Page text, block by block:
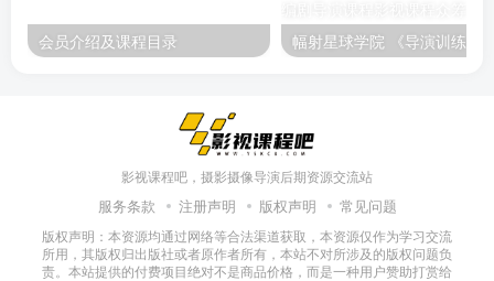
会员介绍及课程目录
影视课程吧，摄影摄像导演后期资源交流站
服务条款 注册声明 版权声明 常见问题
版权声明：本资源均通过网络等合法渠道获取，本资源仅作为学习交流
所用，其版权归出版社或者原作者所有，本站不对所涉及的版权问题负
责。本站提供的付费项目绝对不是商品价格，而是一种用户赞助打赏给